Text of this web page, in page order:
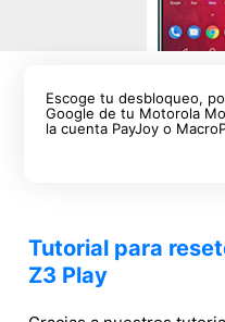
Escoge tu desbloqueo,
Google de tu Motorola
la cuenta PayJoy o
Tutorial para
Z3 Play